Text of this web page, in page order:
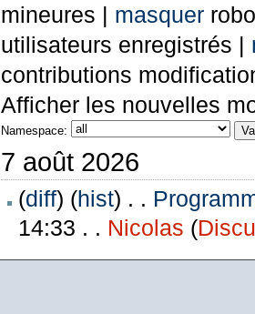
mineures | masquer
utilisateurs enregistrés |
contributions
Afficher les nouvelles
Namespace:
7 août 2026
(diff) (hist) . .
14:33 . . Nicolas (